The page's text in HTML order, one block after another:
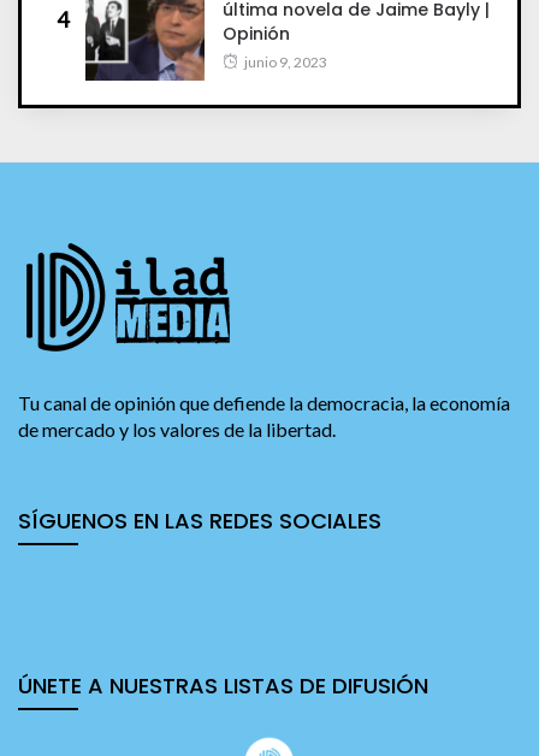
4
última novela de Jaime Bayly |
Opinión
junio 9, 2023
Tu canal de opinión que defiende la democracia, la economía
de mercado y los valores de la libertad.
SÍGUENOS EN LAS REDES SOCIALES
ÚNETE A NUESTRAS LISTAS DE DIFUSIÓN